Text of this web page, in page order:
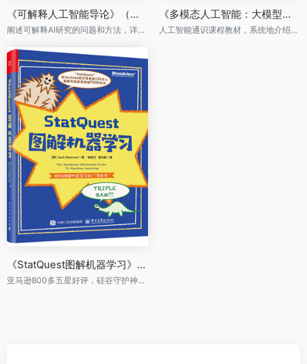
《可解释人工智能导论》（全彩）
阐述可解释AI研究的问题和方法，详尽展示其广泛应用和积极作用
《多模态人工智能：大模型核心原理与关键技术》
人工智能通识课程教材，系统地介绍了多模态人工智能的基础理论、关键技术及应用场景等
《StatQuest图解机器学习》（全彩）
亚马逊800多五星好评，硅谷守护神漫画图解机器学习